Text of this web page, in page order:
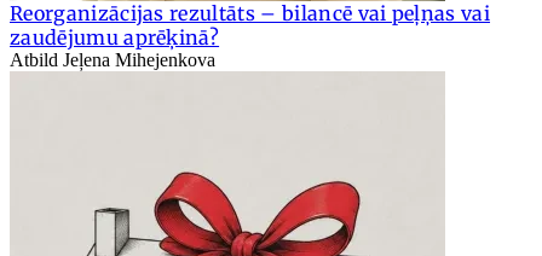
Reorganizācijas rezultāts – bilancē vai peļņas vai
zaudējumu aprēķinā?
Atbild Jeļena Mihejenkova